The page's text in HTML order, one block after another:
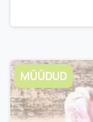
MÜÜDUD